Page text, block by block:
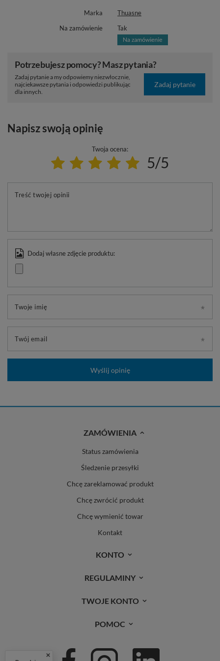
Marka
Thuasne
Na zamówienie
Tak
Potrzebujesz pomocy? Masz pytania?
Zadaj pytanie a my odpowiemy niezwłocznie,
najciekawsze pytania i odpowiedzi publikując
dla innych.
Zadaj pytanie
Napisz swoją opinię
Twoja ocena:
5/5
Treść twojej opinii
Dodaj własne zdjęcie produktu:
Twoje imię
Twój email
Wyślij opinię
ZAMÓWIENIA
Status zamówienia
Śledzenie przesyłki
Chcę zareklamować produkt
Chcę zwrócić produkt
Chcę wymienić towar
Kontakt
KONTO
REGULAMINY
TWOJE KONTO
POMOC